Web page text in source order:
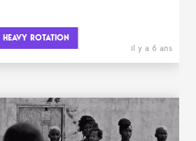
HEAVY ROTATION
il y a 6 ans